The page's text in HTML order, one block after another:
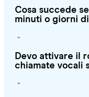
Cosa succede
minuti o giorni
Devo attivare il
chiamate vocali